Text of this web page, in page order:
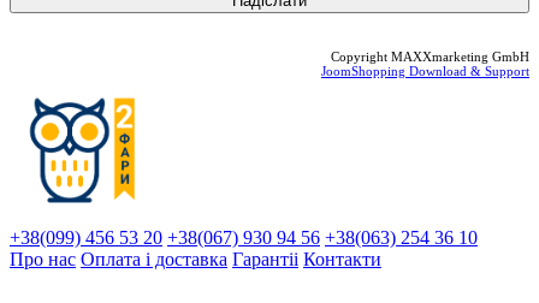
Copyright MAXXmarketing GmbH
JoomShopping Download & Support
+38(099) 456 53 20 +38(067) 930 94 56 +38(063) 254 36 10
Про нас Оплата і доставка Гарантіi Контакти